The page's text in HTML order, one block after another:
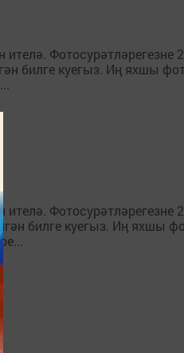
Фотосурәтләрегезне
билге куегыз. Иң яхшы
Фотосурәтләрегезне
билге куегыз. Иң яхшы